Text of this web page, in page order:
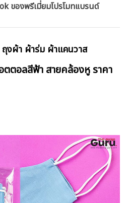
ของพรีเมี่ยมโปรโมทแบรนด์
ถุงผ้า ผ้าร่ม ผ้าแคนวาส
ตอลสีฟ้า สายคล้องหู ราคา